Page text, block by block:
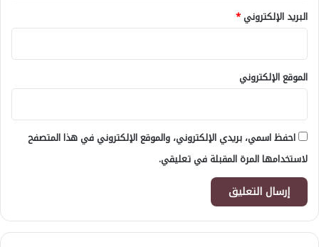
البريد الإلكتروني*
الموقع الإلكتروني
احفظ اسمي، بريدي الإلكتروني، والموقع الإلكتروني في هذا المتصفح
لاستخدامها المرة المقبلة في تعليقي.